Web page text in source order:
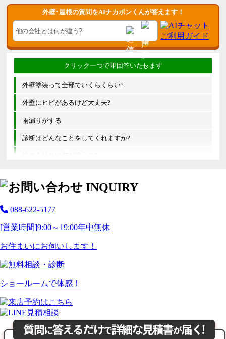
外壁･屋根の質問をAIナカポンくんが答えます！
外壁塗装って全部でいくらくらい?
外壁にヒビがあるけど大丈夫?
雨漏りがする
診断はどんなことをしてくれますか?
他の会社とは何が違うの?
088-622-5177
[営業時間]9:00～19:00年中無休
お住まいにお伺いします！
ショールームで体感！